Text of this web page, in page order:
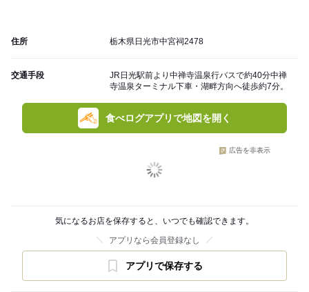
住所 栃木県日光市中宮祠2478
交通手段
JR日光駅前より中禅寺温泉行バスで約40分中禅
寺温泉ターミナル下車・湖畔方向へ徒歩約7分。
食べログアプリで地図を開く
広告を非表示
気になるお店を保存すると、いつでも確認できます。
アプリなら会員登録なし
アプリで保存する